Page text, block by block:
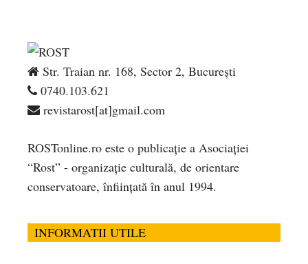
Str. Traian nr. 168, Sector 2, București
0740.103.621
revistarost[at]gmail.com
ROSTonline.ro este o publicaţie a Asociaţiei
“Rost” - organizaţie culturală, de orientare
conservatoare, înfiinţată în anul 1994.
INFORMATII UTILE